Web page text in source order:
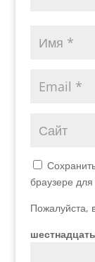
браузере
Пожалуйста,